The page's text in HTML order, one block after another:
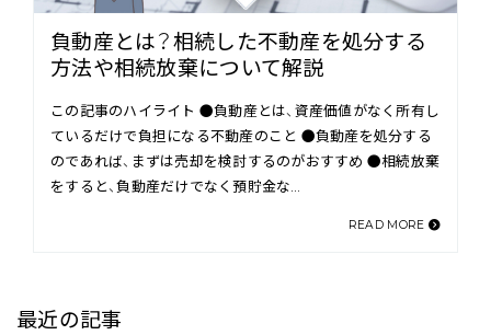
負動産とは？相続した不動産を処分する
方法や相続放棄について解説
この記事のハイライト ●負動産とは、資産価値がなく所有し
ているだけで負担になる不動産のこと ●負動産を処分する
のであれば、まずは売却を検討するのがおすすめ ●相続放棄
をすると、負動産だけでなく預貯金な…
READ MORE
最近の記事